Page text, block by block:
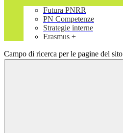
Futura PNRR
PN Competenze
Strategie interne
Erasmus +
Campo di ricerca per le pagine del sito